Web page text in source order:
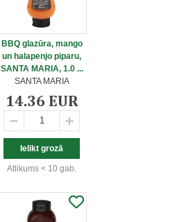
BBQ glazūra, mango
un halapenjo piparu,
SANTA MARIA, 1.0 ...
SANTA MARIA
14.36 EUR
Atlikums < 10 gab.